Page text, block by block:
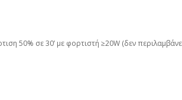
50% σε 30’ με φορτιστή ≥20W (δεν